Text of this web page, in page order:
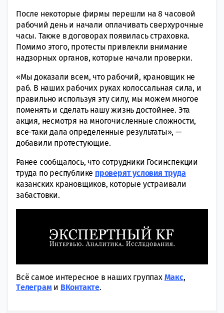
После некоторые фирмы перешли на 8 часовой
рабочий день и начали оплачивать сверхурочные
часы. Также в договорах появилась страховка.
Помимо этого, протесты привлекли внимание
надзорных органов, которые начали проверки.
«Мы доказали всем, что рабочий, крановщик не
раб. В наших рабочих руках колоссальная сила, и
правильно используя эту силу, мы можем многое
поменять и сделать нашу жизнь достойнее. Эта
акция, несмотря на многочисленные сложности,
все-таки дала определенные результаты», —
добавили протестующие.
Ранее сообщалось, что сотрудники Госинспекции
труда по республике проверят условия труда
казанских крановщиков, которые устраивали
забастовки.
Всё самое интересное в наших группах Макс,
Tелеграми ВКонтакте.